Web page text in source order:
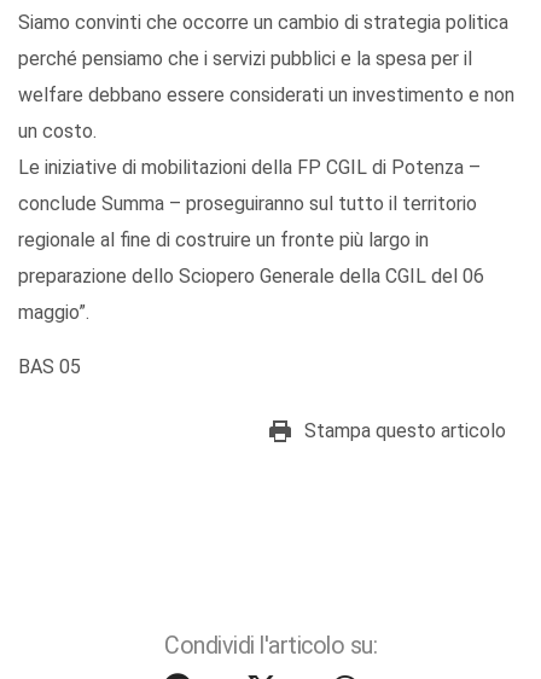
Siamo convinti che occorre un cambio di strategia politica
perché pensiamo che i servizi pubblici e la spesa per il
welfare debbano essere considerati un investimento e non
un costo.
Le iniziative di mobilitazioni della FP CGIL di Potenza –
conclude Summa – proseguiranno sul tutto il territorio
regionale al fine di costruire un fronte più largo in
preparazione dello Sciopero Generale della CGIL del 06
maggio”.
BAS 05
Stampa questo articolo
Condividi l'articolo su: